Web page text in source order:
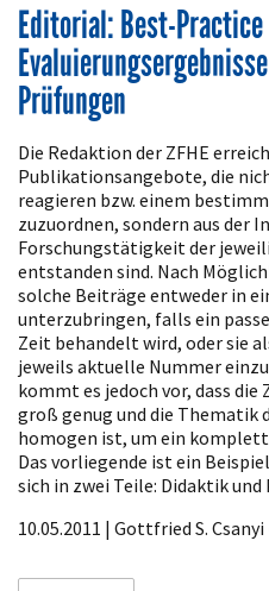
Editorial: Best-
Prüfungen
Artikelinhalt
Die Redaktion der ZFHE
Publikationsangebote, die
reagieren bzw. einem
zuzuordnen, sondern aus der
Forschungstätigkeit der
entstanden sind. Nach
solche Beiträge entweder in
unterzubringen, falls ein
Zeit behandelt wird, oder sie
jeweils aktuelle Nummer
kommt es jedoch vor, dass
groß genug und die Thematik
homogen ist, um ein
Das vorliegende ist ein
sich in zwei Teile: Didaktik und
10.05.2011 | Gottfried S.